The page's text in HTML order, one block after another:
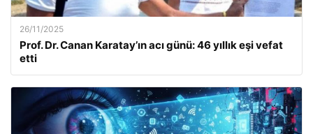
26/11/2025
Prof. Dr. Canan Karatay’ın acı günü: 46 yıllık eşi vefat
etti